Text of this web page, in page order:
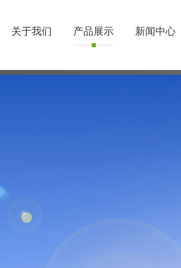
关于我们 产品展示 新闻中心